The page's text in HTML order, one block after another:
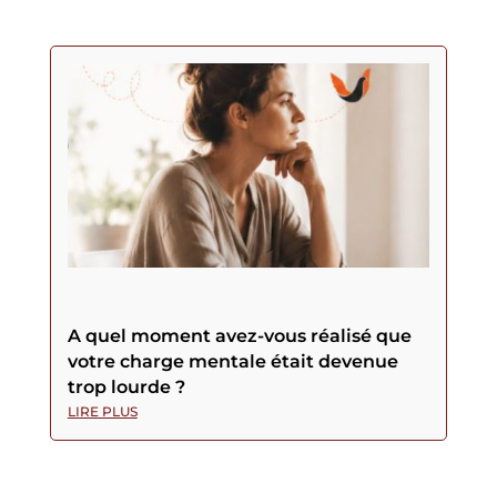
A quel moment avez-vous réalisé que
votre charge mentale était devenue
trop lourde ?
LIRE PLUS